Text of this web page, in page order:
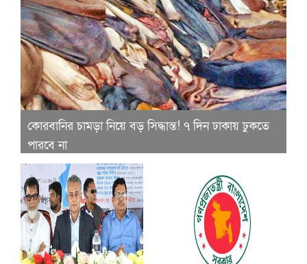
কোরবানির চামড়া নিয়ে বড় সিদ্ধান্ত! ৭ দিন ঢাকায় ঢুকতে
পারবে না